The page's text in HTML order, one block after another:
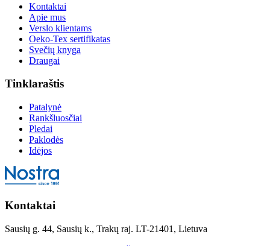
Kontaktai
Apie mus
Verslo klientams
Oeko-Tex sertifikatas
Svečių knyga
Draugai
Tinklaraštis
Patalynė
Rankšluosčiai
Pledai
Paklodės
Idėjos
Kontaktai
Sausių g. 44, Sausių k., Trakų raj. LT-21401, Lietuva